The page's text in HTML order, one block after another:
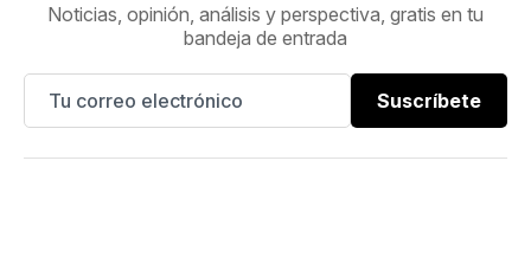
Noticias, opinión, análisis y perspectiva, gratis en tu
bandeja de entrada
Suscríbete